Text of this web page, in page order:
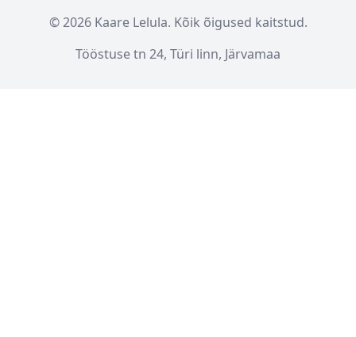
© 2026 Kaare Lelula. Kõik õigused kaitstud.
Tööstuse tn 24, Türi linn, Järvamaa